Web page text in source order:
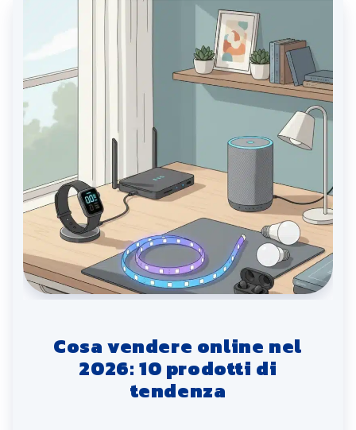
Cosa vendere online nel
2026: 10 prodotti di
tendenza